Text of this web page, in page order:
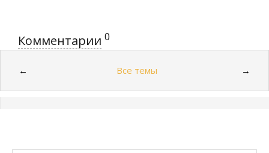
Комментарии 0
← Все темы →